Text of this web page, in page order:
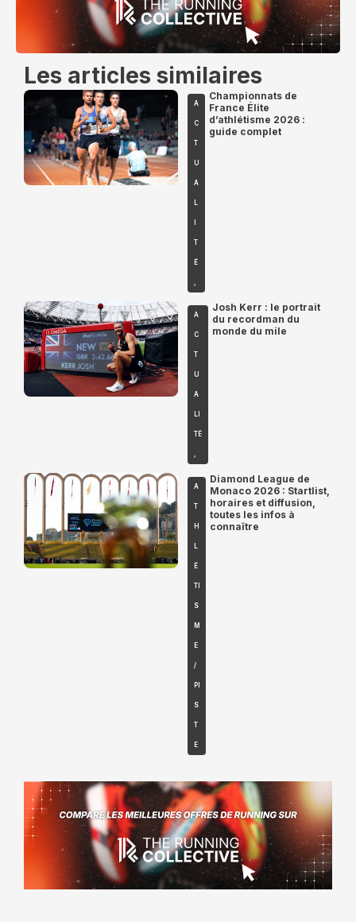
Les articles similaires
A
C
T
U
A
L
T
É
,
Championnats de
France Élite
d’athlétisme 2026 :
guide complet
A
C
T
U
A
LI
TÉ
,
Josh Kerr : le portrait
du recordman du
monde du mile
A
T
H
L
É
TI
S
M
E
/
PI
S
T
E
Diamond League de
Monaco 2026 : Startlist,
horaires et diffusion,
toutes les infos à
connaître